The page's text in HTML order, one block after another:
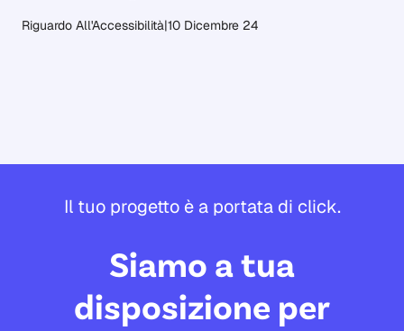
Riguardo All'Accessibilità|10 Dicembre 24
Il tuo progetto è a portata di click.
Siamo a tua
disposizione per